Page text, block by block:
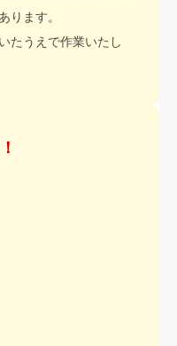
ります。
たうえで作業いたし